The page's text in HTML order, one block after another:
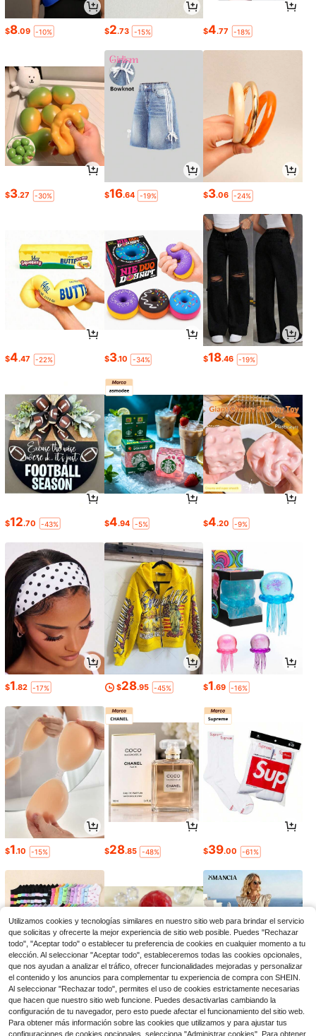
$8.09 -10% $2.73 -15% $4.77 -18%
$3.27 -30% $16.64 -19% $3.06 -24%
$4.47 -22% $3.10 -34% $18.46 -19%
$12.70 -43% $4.94 -5% $4.20 -9%
$1.82 -17% $28.95 -45% $1.69 -16%
$1.10 -15% $28.85 -48% $39.00 -61%
$1.79 -25% $4.51 -16% $14.49 -11%
Utilizamos cookies y tecnologías similares en nuestro sitio web para brindar el servicio
que solicitas y ofrecerte la mejor experiencia de sitio web posible. Puedes "Rechazar
todo", "Aceptar todo" o establecer tu preferencia de cookies en cualquier momento a tu
elección. Al seleccionar "Aceptar todo", estableceremos todas las cookies opcionales,
que nos ayudan a analizar el tráfico, ofrecer funcionalidades mejoradas y personalizar
el contenido y los anuncios para complementar tu experiencia de compra con SHEIN.
Al seleccionar "Rechazar todo", permites el uso de cookies estrictamente necesarias
que hacen que nuestro sitio web funcione. Puedes desactivarlas cambiando la
configuración de tu navegador, pero esto puede afectar el funcionamiento del sitio web.
Para obtener más información sobre las cookies que utilizamos y para ajustar tus
configuraciones de cookies opcionales, selecciona "Administrar cookies". Para obtener